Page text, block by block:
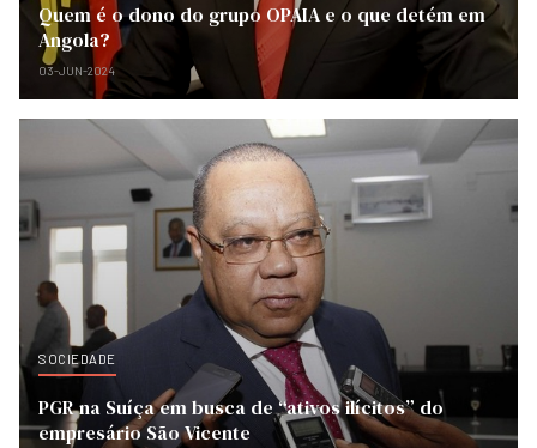
Quem é o dono do grupo OPAIA e o que detém em
Angola?
03-JUN-2024
SOCIEDADE
PGR na Suíça em busca de “ativos ilícitos” do
empresário São Vicente